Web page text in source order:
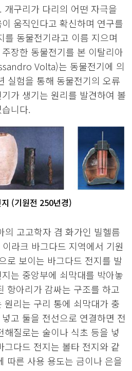
개구리가 다리의 어떤 자극을
움직인다고 확신하며 연구를
동물전기라고 이름 지으며
장한 동물전기를 본 이탈리아
Volta)는 동물전기에 의
실험을 통해 동물전기의 오류
가 생기는 원리를 발견하여 볼
니다.
(기원전 250년경)
고고학자 겸 화가인 빌헬름
라크 바그다드 지역에서 기원
로 보이는 바그다드 전지를 발
는 중앙부에 쇠막대를 박아놓
항아리가 감싸는 구조를 하고
원리는 구리 통에 쇠막대가 충
고 둘을 전선으로 연결하면 전
질로는 술이나 식초 등을 넣
그다드 전지는 볼타 전지와 같
따른 사용 용도는 금이나 은을